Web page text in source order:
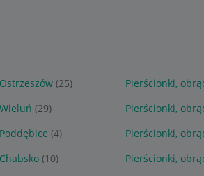
(25) Pierścionki,
(29) Pierścionki,
(4) Pierścionki,
(10) Pierścionki,